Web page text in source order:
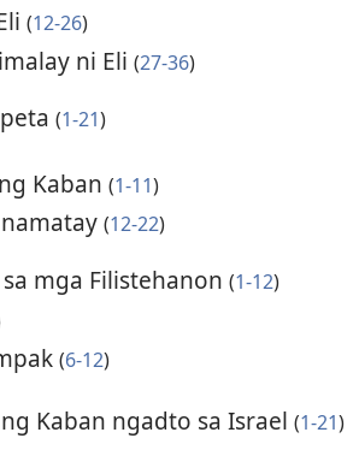
(12-26)
ni Eli (27-36)
(1-21)
Kaban (1-11)
(12-22)
mga Filistehanon (1-12)
(6-12)
Kaban ngadto sa Israel (1-21)